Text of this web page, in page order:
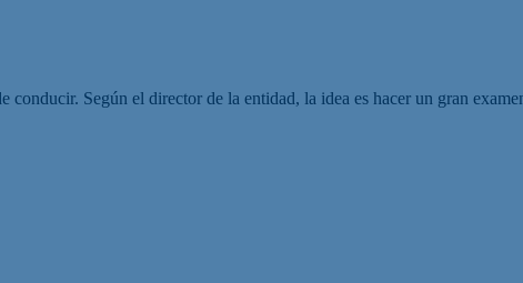
Según el director de la entidad, la idea es hacer un gran